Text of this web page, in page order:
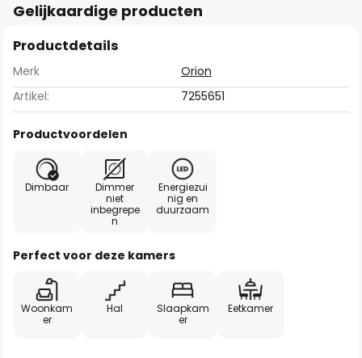
Gelijkaardige producten
Productdetails
Merk
Orion
Artikel:
7255651
Productvoordelen
Dimbaar
Dimmer
niet
inbegrepe
n
Energiezui
nig en
duurzaam
Perfect voor deze kamers
Woonkam
er
Hal
Slaapkam
er
Eetkamer